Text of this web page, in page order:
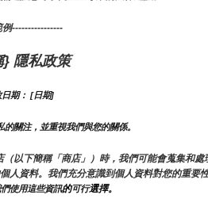
----------------
隱私政策
日期： [日期]
的關注，並重視我們與您的關係。
以下簡稱「商店」）時，我們可能會蒐集和
資料。我們充分意識到個人資料對您的重要
使用這些資訊的可行選擇。